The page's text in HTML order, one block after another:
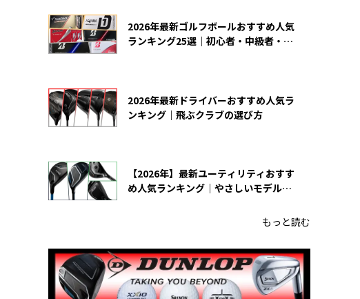
2026年最新ゴルフボールおすすめ人気
ランキング25選｜初心者・中級者・上
2026年最新ドライバーおすすめ人気ラ
ンキング｜飛ぶクラブの選び方
【2026年】最新ユーティリティおすす
め人気ランキング｜やさしいモデルの
もっと読む